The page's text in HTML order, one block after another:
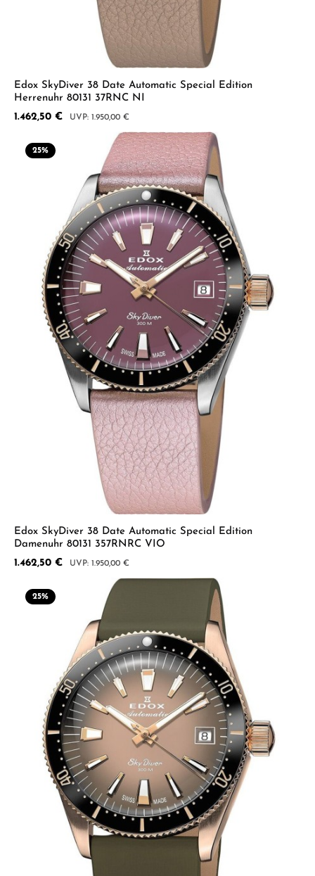
Edox SkyDiver 38 Date Automatic Special Edition
Herrenuhr 80131 37RNC NI
Verkaufspreis:
1.462,50 € Regulärer Preis:
1.950,00 €
25%
Edox SkyDiver 38 Date Automatic Special Edition
Damenuhr 80131 357RNRC VIO
Verkaufspreis:
1.462,50 € Regulärer Preis:
1.950,00 €
25%